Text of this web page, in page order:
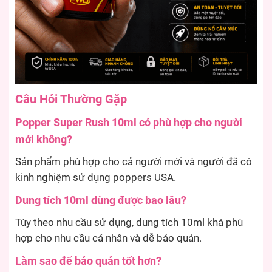
Câu Hỏi Thường Gặp
Popper Super Rush 10ml có phù hợp cho người
mới không?
Sản phẩm phù hợp cho cả người mới và người đã có
kinh nghiệm sử dụng poppers USA.
Dung tích 10ml dùng được bao lâu?
Tùy theo nhu cầu sử dụng, dung tích 10ml khá phù
hợp cho nhu cầu cá nhân và dễ bảo quản.
Làm sao để bảo quản tốt hơn?